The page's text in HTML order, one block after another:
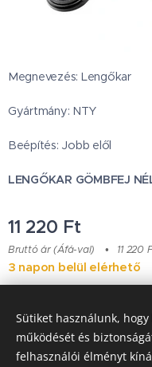
Megnevezés: Lengőkar
Gyártmány: NTY
Beépítés: Jobb elől
LENGŐKAR GÖMBFEJ
11 220 Ft
Bruttó ár (Áfá-val) 11 220
3 napon belül elérhető
Japanese Classic Car
Sütiket használunk,
működését és
felhasználói élményt